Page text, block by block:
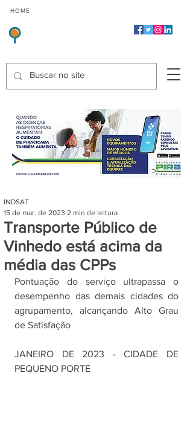
HOME
Transporte Público de
Vinhedo está acima da
média das CPPs
INDSAT
15 de mar. de 2023 2 min de leitura
Pontuação do serviço ultrapassa o
desempenho das demais cidades do
agrupamento, alcançando Alto Grau
de Satisfação
JANEIRO DE 2023 - CIDADE DE
PEQUENO PORTE